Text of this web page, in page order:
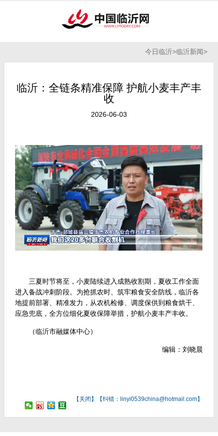
今日临沂>临沂新闻>
临沂：全链条精准保障 护航小麦丰产丰
收
2026-06-03
三夏时节将至，小麦陆续进入成熟收割期，夏收工作全面
进入备战冲刺阶段。为抢抓农时、筑牢粮食安全防线，临沂各
地提前部署、精准发力，从农机检修、调度保供到粮食烘干、
应急兜底，全方位细化夏收保障举措，护航小麦丰产丰收。
（临沂市融媒体中心）
编辑：刘晓晨
【 关闭 】【纠错：linyi0539china@hotmail.com】